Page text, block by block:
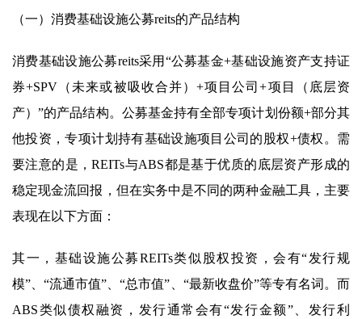
（一）消费基础设施公募reits的产品结构
消费基础设施公募reits采用“公募基金+基础设施资产支持证
券+SPV（未来或被吸收合并）+项目公司+项目（底层资
产）”的产品结构。公募基金持有全部专项计划份额+部分其
他投资，专项计划持有基础设施项目公司的股权+债权。需
要注意的是，REITs与ABS都是基于优质的底层资产形成的
稳定现金流回报，但在实务中是不同的两种金融工具，主要
表现在以下方面：
其一，基础设施公募REITs类似股权投资，会有“发行规
模”、“流通市值”、“总市值”、“最新收盘价”等专有名词。而
ABS类似债权融资，发行通常会有“发行金额”、发行利